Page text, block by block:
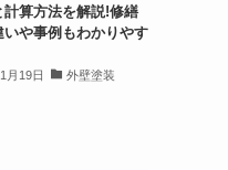
計算方法を解説!修繕
いや事例もわかりやす
月19日 外壁塗装